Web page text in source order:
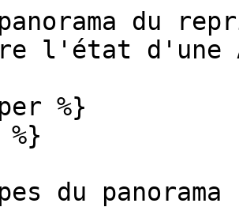
du
l'état d'une
%}
du panorama